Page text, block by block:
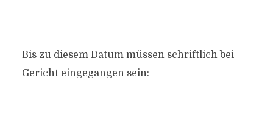
Bis zu diesem Datum müssen schriftlich bei
Gericht eingegangen sein: